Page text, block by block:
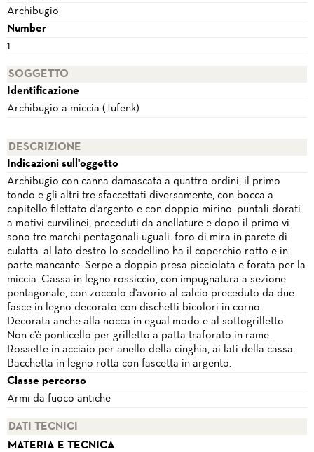
Archibugio
Number
1
SOGGETTO
Identificazione
Archibugio a miccia (Tufenk)
DESCRIZIONE
Indicazioni sull'oggetto
Archibugio con canna damascata a quattro ordini, il primo
tondo e gli altri tre sfaccettati diversamente, con bocca a
capitello filettato d'argento e con doppio mirino. puntali dorati
a motivi curvilinei, preceduti da anellature e dopo il primo vi
sono tre marchi pentagonali uguali. foro di mira in parete di
culatta. al lato destro lo scodellino ha il coperchio rotto e in
parte mancante. Serpe a doppia presa picciolata e forata per la
miccia. Cassa in legno rossiccio, con impugnatura a sezione
pentagonale, con zoccolo d'avorio al calcio preceduto da due
fasce in legno decorato con dischetti bicolori in corno.
Decorata anche alla nocca in egual modo e al sottogrilletto.
Non c'è ponticello per grilletto a patta traforato in rame.
Rossette in acciaio per anello della cinghia, ai lati della cassa.
Bacchetta in legno rotta con fascetta in argento.
Classe percorso
Armi da fuoco antiche
DATI TECNICI
MATERIA E TECNICA